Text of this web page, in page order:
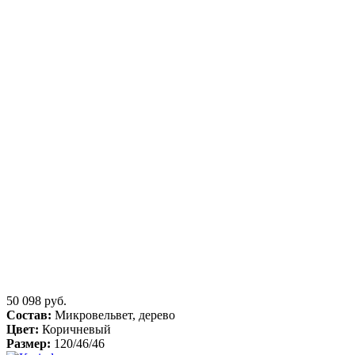
50 098 руб.
Состав: Микровельвет, дерево
Цвет: Коричневый
Размер: 120/46/46